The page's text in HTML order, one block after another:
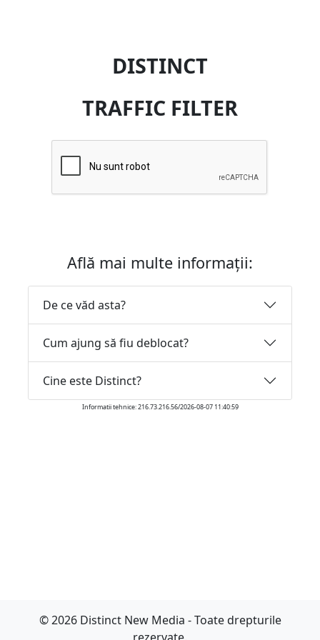
DISTINCT
TRAFFIC FILTER
Află mai multe informații:
De ce văd asta?
Cum ajung să fiu deblocat?
Cine este Distinct?
Informatii tehnice: 216.73.216.56/2026-08-07 11:40:59
© 2026 Distinct New Media - Toate drepturile